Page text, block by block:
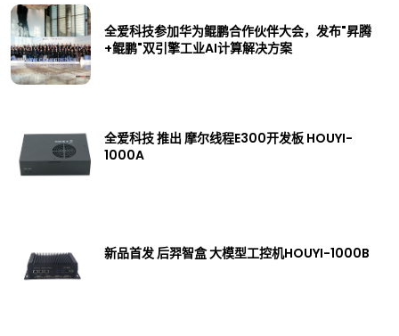
全爱科技参加华为鲲鹏合作伙伴大会，发布"昇腾
+鲲鹏"双引擎工业AI计算解决方案
全爱科技 推出 摩尔线程E300开发板 HOUYI-
1000A
新品首发 后羿智盒 大模型工控机HOUYI-1000B